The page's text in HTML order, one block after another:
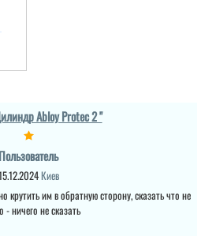
Abloy Protec 2 "
Пользователь
Киев
им в обратную сторону, сказать что не
- ничего не сказать